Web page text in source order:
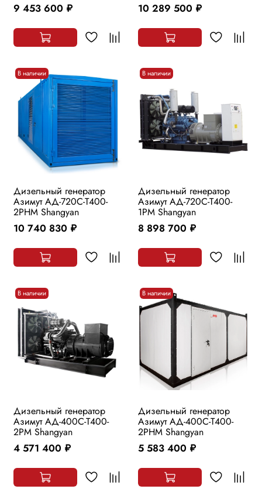
9 453 600 руб. 10 289 500 руб.
В наличии
Дизельный генератор
Азимут АД-720С-Т400-
2РHМ Shangyan
10 740 830 руб.
В наличии
Дизельный генератор
Азимут АД-720С-Т400-
1РМ Shangyan
8 898 700 руб.
В наличии
Дизельный генератор
Азимут АД-400С-Т400-
2РМ Shangyan
4 571 400 руб.
В наличии
Дизельный генератор
Азимут АД-400С-Т400-
2РHМ Shangyan
5 583 400 руб.